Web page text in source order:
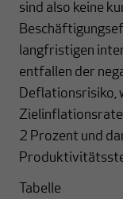
sind also keine
langfristigen
entfallen der
Deflationsrisiko,
Zielinflationsrate
2 Prozent und
Tabelle